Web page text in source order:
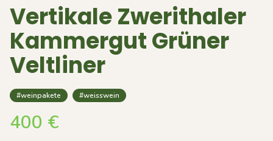
Vertikale Zwerithaler
Kammergut Grüner
Veltliner
#weinpakete #weisswein
400 €